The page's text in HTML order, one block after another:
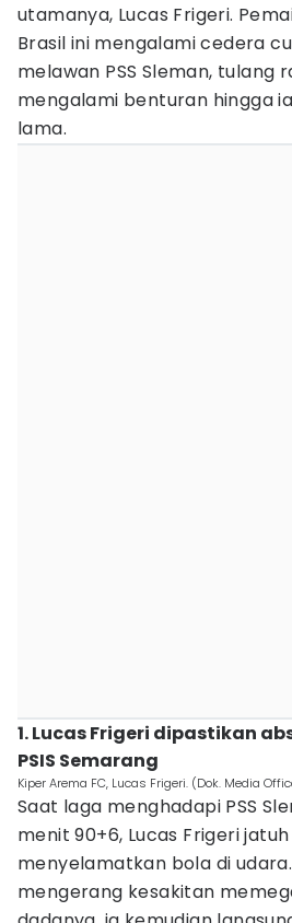
utamanya, Lucas Frigeri.
Brasil ini mengalami cedera
melawan PSS Sleman, tulang
mengalami benturan hingga
lama.
1. Lucas Frigeri dipastikan
PSIS Semarang
Kiper Arema FC, Lucas Frigeri. (Dok. Media
Saat laga menghadapi PSS
menit 90+6, Lucas Frigeri
menyelamatkan bola di
mengerang kesakitan